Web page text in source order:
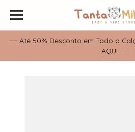
--- Até 50% Desconto em Todo o
AQUI ---